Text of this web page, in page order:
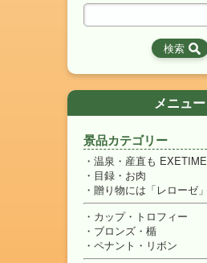
メニュー
景品カテゴリー
温泉・産直も EXETIME
目録・お肉
贈り物には「レローゼ」
カップ・トロフィー
ブロンズ・楯
ペナント・リボン